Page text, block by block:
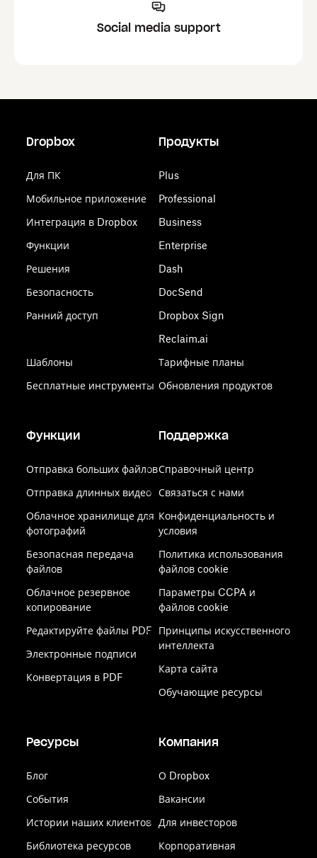
Social media support
Dropbox
Для ПК
Мобильное приложение
Интеграция в Dropbox
Функции
Решения
Безопасность
Ранний доступ
Шаблоны
Бесплатные инструменты
Продукты
Plus
Professional
Business
Enterprise
Dash
DocSend
Dropbox Sign
Reclaim.ai
Тарифные планы
Обновления продуктов
Функции
Отправка больших файлов
Отправка длинных видео
Облачное хранилище для
фотографий
Безопасная передача
файлов
Облачное резервное
копирование
Редактируйте файлы PDF
Электронные подписи
Конвертация в PDF
Поддержка
Справочный центр
Связаться с нами
Конфиденциальность и
условия
Политика использования
файлов cookie
Параметры CCPA и
файлов cookie
Принципы искусственного
интеллекта
Карта сайта
Обучающие ресурсы
Ресурсы
Блог
События
Истории наших клиентов
Библиотека ресурсов
Компания
О Dropbox
Вакансии
Для инвесторов
Корпоративная